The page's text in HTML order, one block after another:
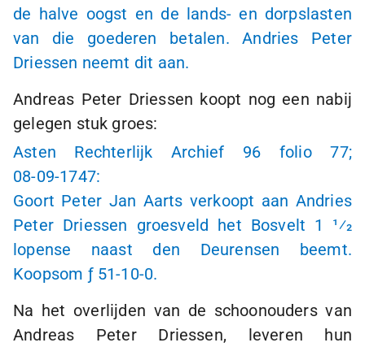
de halve oogst en de lands- en dorpslasten
van die goederen betalen. Andries Peter
Driessen neemt dit aan.
Andreas Peter Driessen koopt nog een nabij
gelegen stuk groes:
Asten Rechterlijk Archief 96 folio 77;
08-09-1747:
Goort Peter Jan Aarts verkoopt aan Andries
Peter Driessen groesveld het Bosvelt 1 1⁄2
lopense naast den Deurensen beemt.
Koopsom ƒ 51-10-0.
Na het overlijden van de schoonouders van
Andreas Peter Driessen, leveren hun